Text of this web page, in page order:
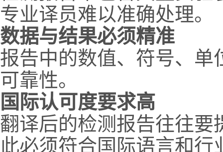
专业译员难以准确处理。
数据与结果必须精准
报告中的数值、符号、单
可靠性。
国际认可度要求高
翻译后的检测报告往往要
此必须符合国际语言和行